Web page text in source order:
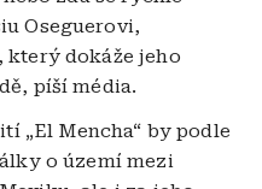
Oseguerovi,
který dokáže jeho
píší média.
„El Mencha“ by podle
o území mezi